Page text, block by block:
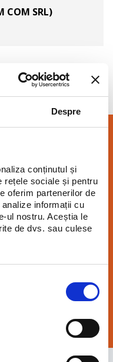
Despre
conținutul și
rețele sociale și pentru
oferim partenerilor de
informații cu
ul nostru. Aceștia le
de dvs. sau culese
COM SRL)